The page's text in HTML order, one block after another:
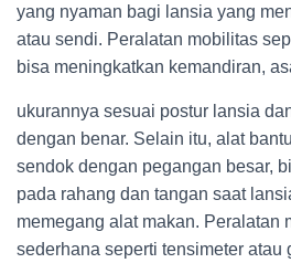
yang nyaman bagi lansia yang
atau sendi. Peralatan mobilitas
bisa meningkatkan kemandiran,
ukurannya sesuai postur lansia
dengan benar. Selain itu, alat
sendok dengan pegangan besar,
pada rahang dan tangan saat
memegang alat makan. Peralatan
sederhana seperti tensimeter atau